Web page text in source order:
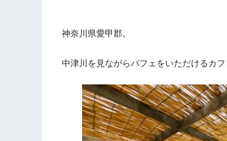
神奈川県愛甲郡。
中津川を見ながらパフェをいただけるカ